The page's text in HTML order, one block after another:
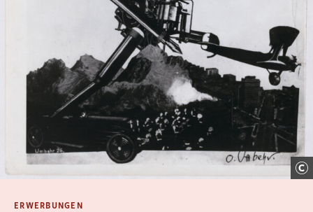
ERWERBUNGEN